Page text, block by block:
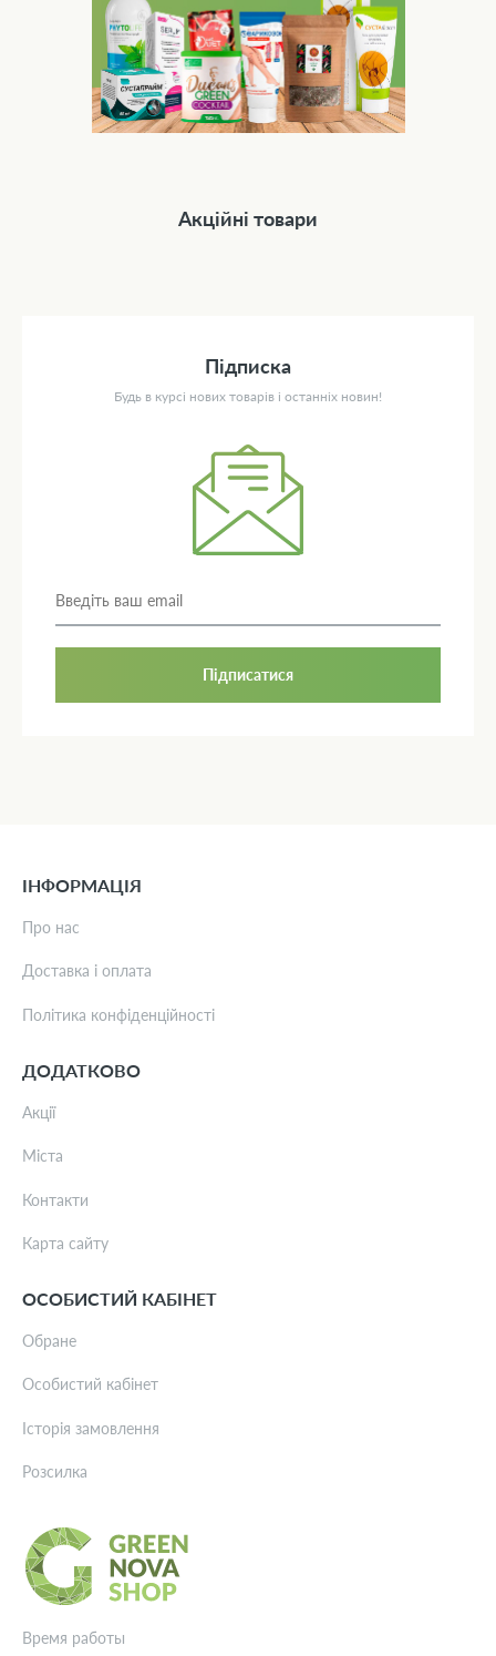
Акційні товари
Підписка
Будь в курсі нових товарів і останніх новин!
Підписатися
Время работы
ІНФОРМАЦІЯ
Про нас
Доставка і оплата
Політика конфіденційності
ДОДАТКОВО
Акції
Міста
Контакти
Карта сайту
ОСОБИСТИЙ КАБІНЕТ
Обране
Особистий кабінет
Історія замовлення
Розсилка